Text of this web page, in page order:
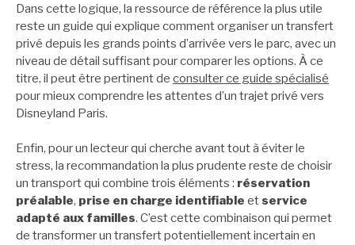
Dans cette logique, la ressource de référence la plus utile
reste un guide qui explique comment organiser un transfert
privé depuis les grands points d’arrivée vers le parc, avec un
niveau de détail suffisant pour comparer les options. À ce
titre, il peut être pertinent de consulter ce guide spécialisé
pour mieux comprendre les attentes d’un trajet privé vers
Disneyland Paris.
Enfin, pour un lecteur qui cherche avant tout à éviter le
stress, la recommandation la plus prudente reste de choisir
un transport qui combine trois éléments : réservation
préalable, prise en charge identifiable etservice
adapté aux familles. C’est cette combinaison qui permet
de transformer un transfert potentiellement incertain en